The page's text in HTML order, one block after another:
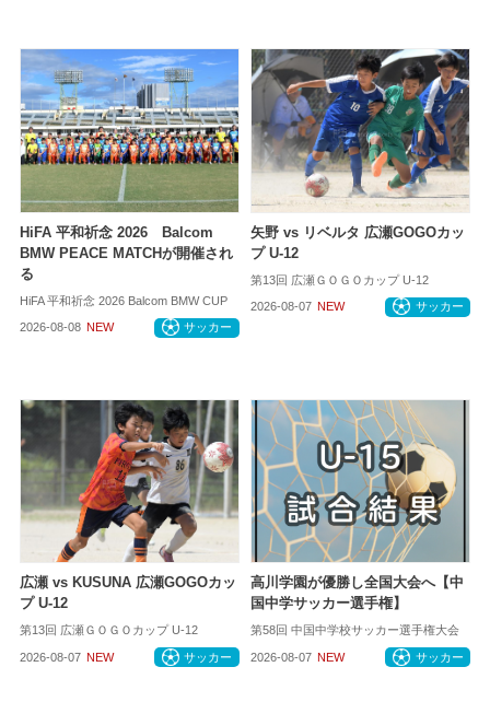
HiFA 平和祈念 2026 Balcom
BMW PEACE MATCHが開催され
る
HiFA 平和祈念 2026 Balcom BMW CUP
2026-08-08 NEW サッカー
矢野 vs リベルタ 広瀬GOGOカッ
プ U-12
第13回 広瀬ＧＯＧＯカップ U-12
2026-08-07 NEW サッカー
広瀬 vs KUSUNA 広瀬GOGOカッ
プ U-12
第13回 広瀬ＧＯＧＯカップ U-12
2026-08-07 NEW サッカー
高川学園が優勝し全国大会へ【中
国中学サッカー選手権】
第58回 中国中学校サッカー選手権大会
2026-08-07 NEW サッカー